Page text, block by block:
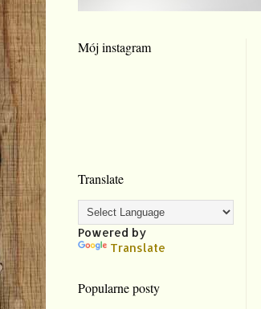
Mój instagram
Translate
Powered by
Translate
Popularne posty